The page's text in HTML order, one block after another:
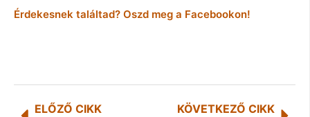
Érdekesnek találtad? Oszd meg a Facebookon!
ELŐZŐ CIKK KÖVETKEZŐ CIKK